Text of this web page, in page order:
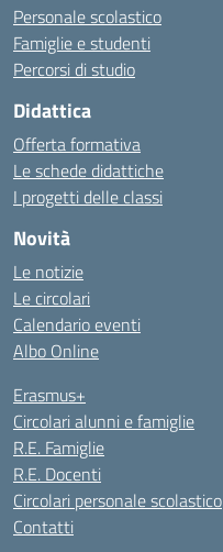
Personale scolastico
Famiglie e studenti
Percorsi di studio
Didattica
Offerta formativa
Le schede didattiche
I progetti delle classi
Novità
Le notizie
Le circolari
Calendario eventi
Albo Online
Erasmus+
Circolari alunni e famiglie
R.E. Famiglie
R.E. Docenti
Circolari personale scolastico
Contatti